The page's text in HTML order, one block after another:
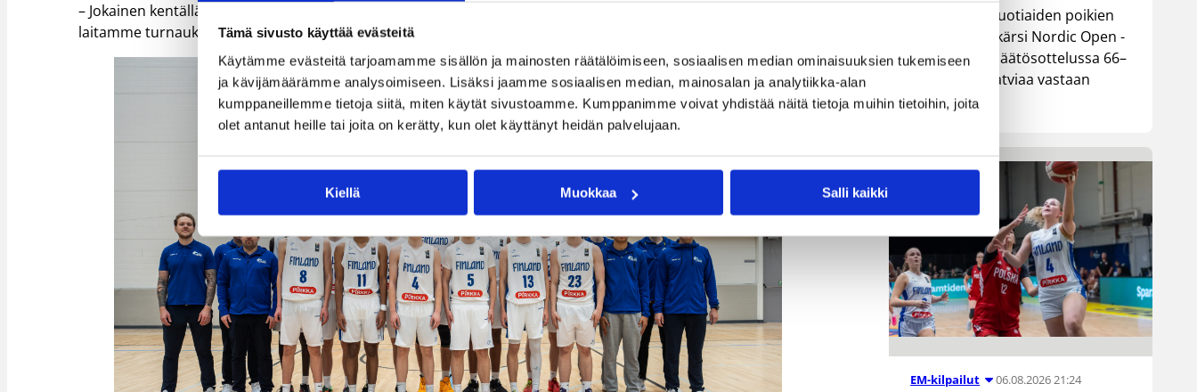
Tämä sivusto käyttää evästeitä
Käytämme evästeitä tarjoamamme sisällön ja mainosten räätälöimiseen, sosiaalisen median ominaisuuksien tukemiseen
ja kävijämäärämme analysoimiseen. Lisäksi jaamme sosiaalisen median, mainosalan ja analytiikka-alan
kumppaneillemme tietoja siitä, miten käytät sivustoamme. Kumppanimme voivat yhdistää näitä tietoja muihin tietoihin, joita
olet antanut heille tai joita on kerätty, kun olet käyttänyt heidän palvelujaan.
Kiellä Muokkaa Salli kaikki
– Jokainen kentällä ollut pääsi pisteille ja lopulta saimme hyvällä ilmeellä helpohkon voiton. Huomenna
laitamme turnauksen pakettiin Ukrainaa vastaan.
Suomen 15-vuotiaiden poikien
maajoukkue kärsi Nordic Open -
turnauksen päätösottelussa 66–
74-tappion Latviaa vastaan
Lohjalla.
EM-kilpailut 06.08.2026 21:24